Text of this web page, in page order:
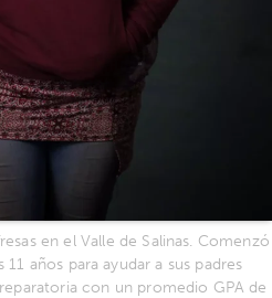
en el Valle de Salinas. Comenzó
años para ayudar a sus padres
con un promedio GPA de